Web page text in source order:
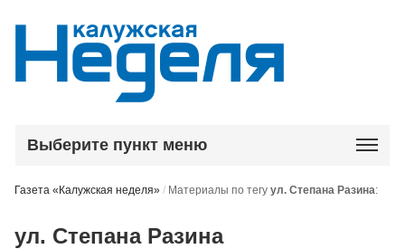
Выберите пункт меню
Газета «Калужская неделя» / Материалы по тегуул. Степана Разина:
ул. Степана Разина